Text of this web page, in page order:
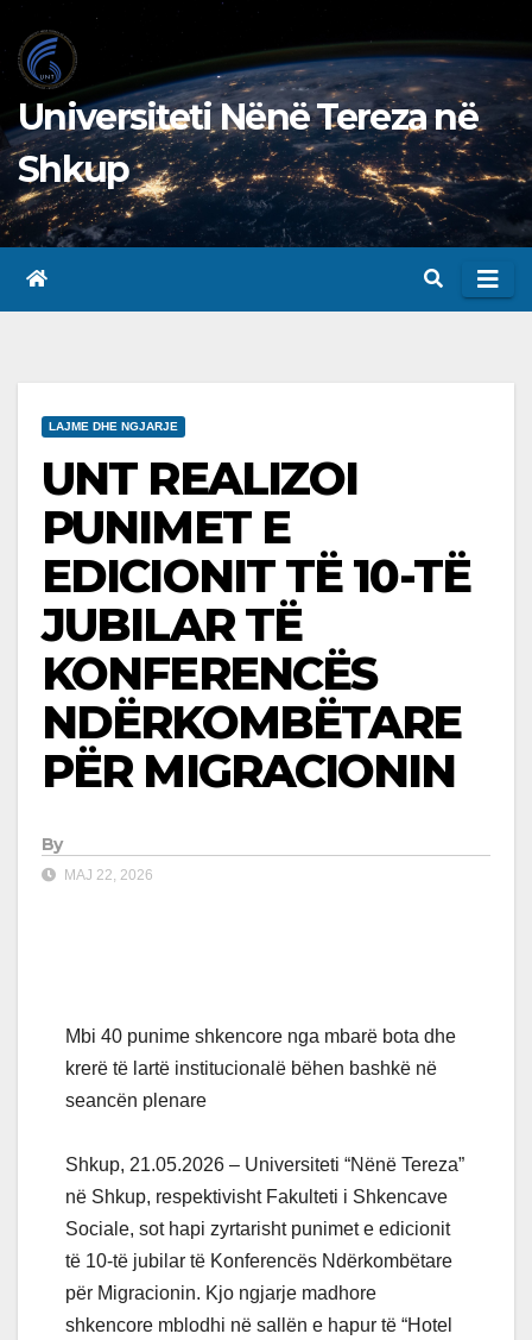
to
content
Universiteti Nënë Tereza në
Shkup
LAJME DHE NGJARJE
UNT REALIZOI
PUNIMET E
EDICIONIT TË 10-TË
JUBILAR TË
KONFERENCËS
NDËRKOMBËTARE
PËR MIGRACIONIN
By
MAJ 22, 2026
Mbi 40 punime shkencore nga mbarë bota dhe
krerë të lartë institucionalë bëhen bashkë në
seancën plenare
Shkup, 21.05.2026 – Universiteti “Nënë Tereza”
në Shkup, respektivisht Fakulteti i Shkencave
Sociale, sot hapi zyrtarisht punimet e edicionit
të 10-të jubilar të Konferencës Ndërkombëtare
për Migracionin. Kjo ngjarje madhore
shkencore mblodhi në sallën e hapur të “Hotel